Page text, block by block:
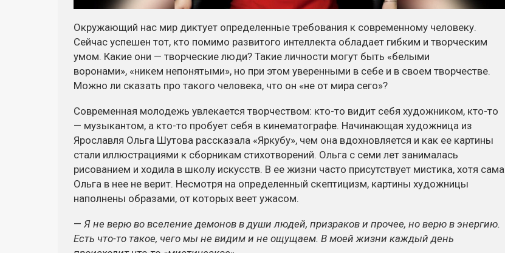
Окружающий нас мир диктует определенные требования к современному человеку.
Сейчас успешен тот, кто помимо развитого интеллекта обладает гибким и творческим
умом. Какие они — творческие люди? Такие личности могут быть «белыми
воронами», «никем непонятыми», но при этом уверенными в себе и в своем творчестве.
Можно ли сказать про такого человека, что он «не от мира сего»?
Современная молодежь увлекается творчеством: кто-то видит себя художником, кто-то
— музыкантом, а кто-то пробует себя в кинематографе. Начинающая художница из
Ярославля Ольга Шутова рассказала «Яркубу», чем она вдохновляется и как ее картины
стали иллюстрациями к сборникам стихотворений. Ольга с семи лет занималась
рисованием и ходила в школу искусств. В ее жизни часто присутствует мистика, хотя сама
Ольга в нее не верит. Несмотря на определенный скептицизм, картины художницы
наполнены образами, от которых веет ужасом.
— Я не верю во вселение демонов в души людей, призраков и прочее, но верю в энергию.
Есть что-то такое, чего мы не видим и не ощущаем. В моей жизни каждый день